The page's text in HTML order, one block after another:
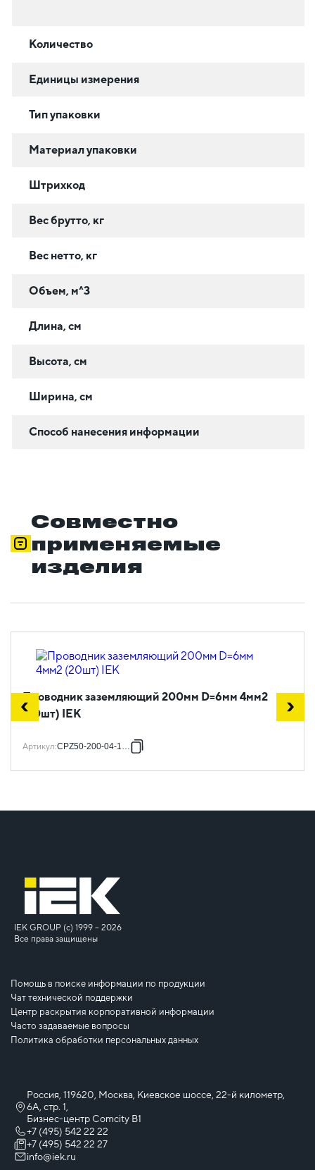
Количество
Единицы измерения
Тип упаковки
Материал упаковки
Штрихкод
Вес брутто, кг
Вес нетто, кг
Объем, м^3
Длина, см
Высота, см
Ширина, см
Способ нанесения информации
Совместно
применяемые
изделия
Проводник заземляющий 200мм D=6мм 4мм2
(20шт) IEK
Артикул:CPZ50-200-04-1-06
IEK GROUP (c) 1999 – 2026
Все права защищены
Помощь в поиске информации по продукции
Чат технической поддержки
Центр раскрытия корпоративной информации
Часто задаваемые вопросы
Политика обработки персональных данных
Россия, 119620, Москва, Киевское шоссе, 22-й километр,
6А, стр. 1,
Бизнес-центр Comcity B1
+7 (495) 542 22 22
+7 (495) 542 22 27
info@iek.ru